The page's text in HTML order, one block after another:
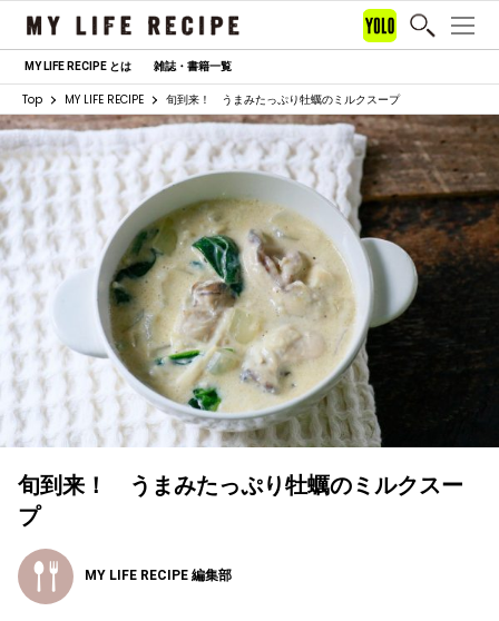
MY LIFE RECIPE とは 雑誌・書籍一覧
Top MY LIFE RECIPE 旬到来！ うまみたっぷり牡蠣のミルクスープ
旬到来！ うまみたっぷり牡蠣のミルクスー
プ
MY LIFE RECIPE 編集部